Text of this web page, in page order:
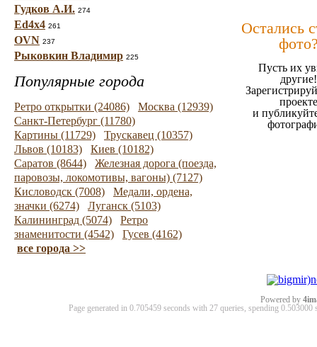
Гудков А.И. 274
Ed4x4 261
OVN 237
Рыковкин Владимир 225
Популярные города
Ретро открытки (24086)
Москва (12939)
Санкт-Петербург (11780)
Картины (11729)
Трускавец (10357)
Львов (10183)
Киев (10182)
Саратов (8644)
Железная дорога (поезда,
паровозы, локомотивы, вагоны) (7127)
Кисловодск (7008)
Медали, ордена,
значки (6274)
Луганск (5103)
Калининград (5074)
Ретро
знаменитости (4542)
Гусев (4162)
все города >>
Остались
Пусть их
другие!
проекте
и
Powered by
Page generated in 0.705459 seconds with 27 queries, spending